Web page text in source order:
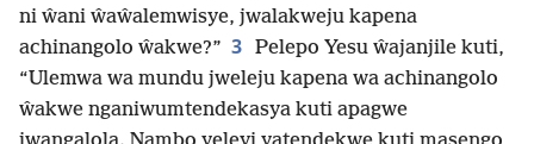
ni ŵani ŵaŵalemwisye, jwalakweju kapena
achinangolo ŵakwe?” 3 Pelepo Yesu ŵajanjile kuti,
“Ulemwa wa mundu jweleju kapena wa achinangolo
ŵakwe nganiwumtendekasya kuti apagwe